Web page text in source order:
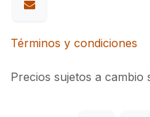
Términos y condiciones
Precios sujetos a cambio